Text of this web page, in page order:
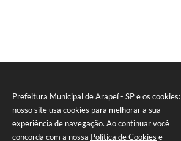
Prefeitura Municipal de Arapeí - SP e os cookies:
nosso site usa cookies para melhorar a sua
experiência de navegação. Ao continuar você
concorda com a nossa Política de Cookies e